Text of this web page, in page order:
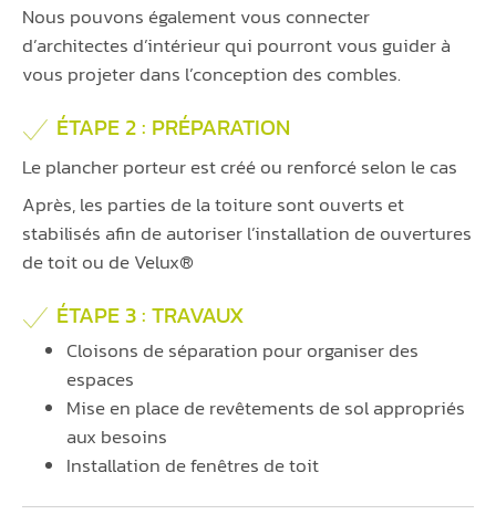
Nous pouvons également vous connecter
d’architectes d’intérieur qui pourront vous guider à
vous projeter dans l’conception des combles.
ÉTAPE 2 : PRÉPARATION
Le plancher porteur est créé ou renforcé selon le cas
Après, les parties de la toiture sont ouverts et
stabilisés afin de autoriser l’installation de ouvertures
de toit ou de Velux®
ÉTAPE 3 : TRAVAUX
Cloisons de séparation pour organiser des
espaces
Mise en place de revêtements de sol appropriés
aux besoins
Installation de fenêtres de toit